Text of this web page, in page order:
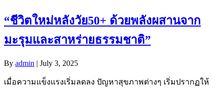
“ชีวิตใหม่หลังวัย50+ ด้วยพลังผสานจาก
มะรุมและสาหร่ายธรรมชาติ”
By admin | July 3, 2025
เมื่อความแข็งแรงเริ่มลดลง ปัญหาสุขภาพต่างๆ เริ่มปรากฏให้